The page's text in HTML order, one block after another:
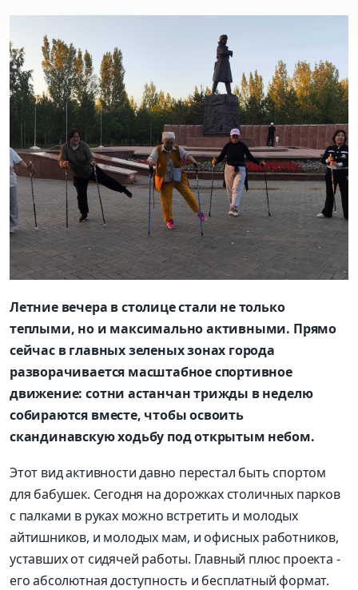
Летние вечера в столице стали не только
теплыми, но и максимально активными. Прямо
сейчас в главных зеленых зонах города
разворачивается масштабное спортивное
движение: сотни астанчан трижды в неделю
собираются вместе, чтобы освоить
скандинавскую ходьбу под открытым небом.
Этот вид активности давно перестал быть спортом
для бабушек. Сегодня на дорожках столичных парков
с палками в руках можно встретить и молодых
айтишников, и молодых мам, и офисных работников,
уставших от сидячей работы. Главный плюс проекта -
его абсолютная доступность и бесплатный формат.